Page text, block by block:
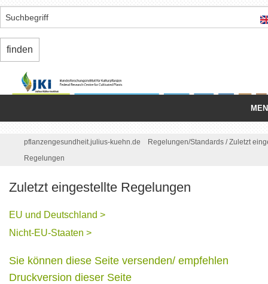
Nationale Organisation
Schädlinge
Einfuhr/Ausfuhr
Binnenmarkt
Regelungen/Standards
pflanzengesundheit.julius-kuehn.de Regelungen/Standards /Zuletzt
Regelungen
Zuletzt eingestellte Regelungen
EU und Deutschland >
Nicht-EU-Staaten >
Sie können diese Seite versenden/ empfehlen
Druckversion dieser Seite